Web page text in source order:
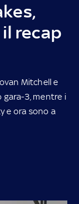
recap
Mitchell e
gara-3, mentre i
e ora sono a